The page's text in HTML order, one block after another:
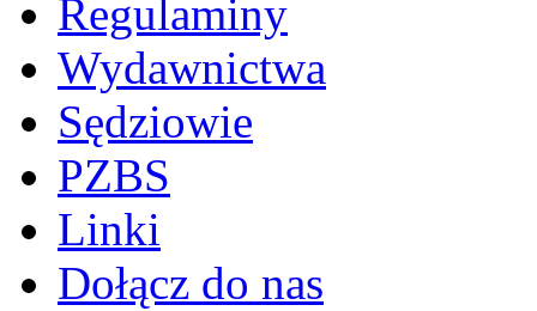
Regulaminy
Wydawnictwa
Sędziowie
PZBS
Linki
Dołącz do nas